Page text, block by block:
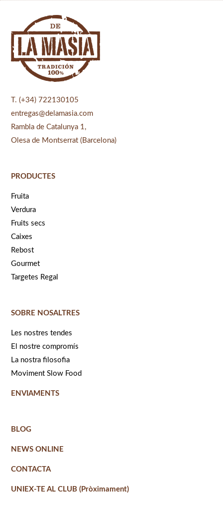
T. (+34) 722130105
entregas@delamasia.com
Rambla de Catalunya 1,
Olesa de Montserrat (Barcelona)
PRODUCTES
Fruita
Verdura
Fruits secs
Caixes
Rebost
Gourmet
Targetes Regal
SOBRE NOSALTRES
Les nostres tendes
El nostre compromís
La nostra filosofia
Moviment Slow Food
ENVIAMENTS
BLOG
NEWS ONLINE
CONTACTA
UNIEX-TE AL CLUB (Pròximament)